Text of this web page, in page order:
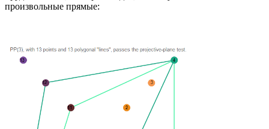
произвольные прямые: